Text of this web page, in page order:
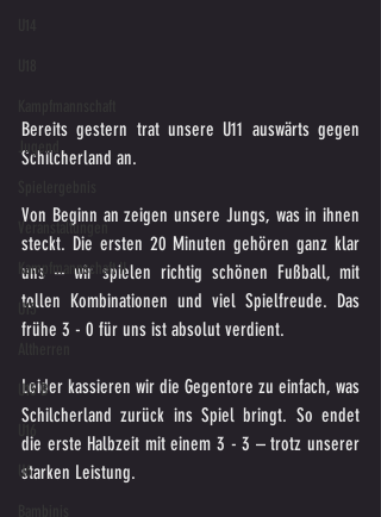
Jugend
Veranstaltungen
Kampfmannschaft II
U15
U15 B
U6
Bereits gestern trat unsere U11 auswärts gegen
Schilcherland an.
Von Beginn an zeigen unsere Jungs, was in ihnen
steckt. Die ersten 20 Minuten gehören ganz klar
uns – wir spielen richtig schönen Fußball, mit
tollen Kombinationen und viel Spielfreude. Das
frühe 3 - 0 für uns ist absolut verdient.
Leider kassieren wir die Gegentore zu einfach, was
Schilcherland zurück ins Spiel bringt. So endet
die erste Halbzeit mit einem 3 - 3 – trotz unserer
starken Leistung.